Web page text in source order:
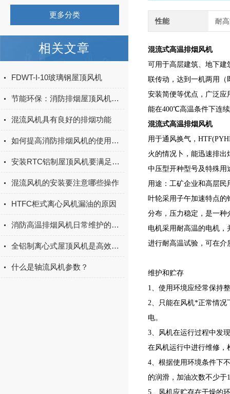
更多分类
相关文章
FDWT-I-10玻璃钢屋顶风机
节能环保：消防排烟屋顶风机的可持续发展
混流风机具有良好的排烟功能
如何提高消防排烟风机的使用效果
安装RTC铝制屋顶风机要满足哪些条件
混流风机的安装要注意哪些操作
HTFC柜式离心风机漏油的原因
消防高温排烟风机日常维护的小秘诀
全铝制离心式屋顶风机是高效降温的理想选择
什么是轴流风机参数？
性能 耐
混流式高温排烟风机
可用于高层建筑、地下建
联传动，达到一机两用（
安装简便等优点，广泛应
能在400℃高温条件下连
混流式高温排烟风机
用于通风换气，
火的情况卜，能迅速排
中压型开种型号及特殊用
用途：工矿企业和高层民
叶轮采用子午加速特点的
分布，压力稳定，是一种
电机采用耐高温的电机，
进行耐高温试验，可在
维护和贮存
1、使用环境应经常保持
2、只能在风机*正常情况
电。
3、风机在运行过程中发
在风机运行中进行维修
4、根据使用环境条件下
的润滑，加油次数不少
5、风机应贮存在干燥的